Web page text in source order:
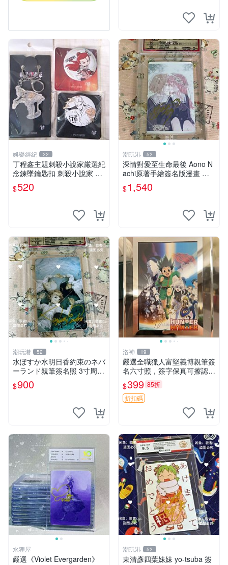
娛樂經紀 22
丁程鑫主題刺殺小說家厳選紀
念鍊墜鑰匙扣 刺殺小說家 丁
程鑫 鍊墜
$520
潮玩港 52
深情對愛至生命最後 Aono N
achi原著手繪簽名版漫畫 親
筆簽名限定收藏 命終不渝之
戀情 漫畫珍藏品
$1,540
潮玩港 52
水ぽすか水明日香約束のネバ
ーランド親筆簽名照 3寸周邊
照片 面簽正品 簽名照周邊
$900
洛神 19
嚴選全職獵人富堅義博親筆簽
名六寸照，簽字保真可擦認，
全新收藏好物，限量發售 全
職獵人 富堅義博 簽名照片
$399 85折
折扣碼
水狸屋
嚴選《Violet Evergarden》
潮玩港 52
東清彥四葉妹妹 yo-tsuba 簽